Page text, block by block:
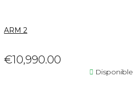
ARM 2
€10,990.00
 Disponible